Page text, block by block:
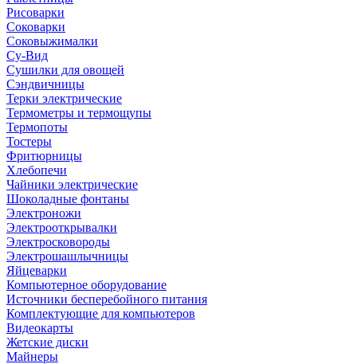
Рисоварки
Соковарки
Соковыжималки
Су-Вид
Сушилки для овощей
Сэндвичницы
Терки электрические
Термометры и термощупы
Термопоты
Тостеры
Фритюрницы
Хлебопечи
Чайники электрические
Шоколадные фонтаны
Электроножи
Электрооткрывалки
Электросковороды
Электрошашлычницы
Яйцеварки
Компьютерное оборудование
Источники бесперебойного питания
Комплектующие для компьютеров
Видеокарты
Жетские диски
Майнеры